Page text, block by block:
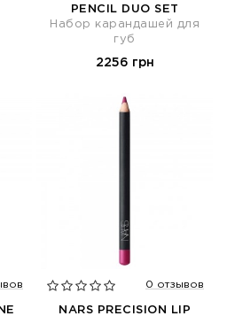
PENCIL DUO SET
Набор карандашей для
губ
2256 грн
0 отзывов
NARS PRECISION LIP